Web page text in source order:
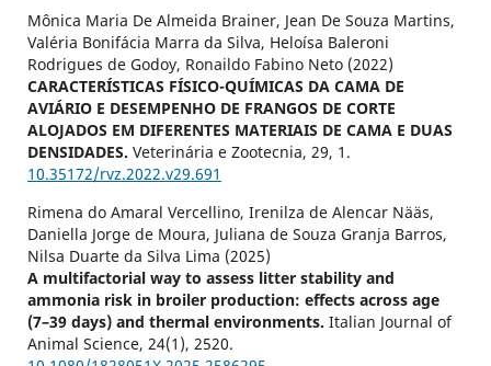
Mônica Maria De Almeida Brainer, Jean De Souza Martins,
Valéria Bonifácia Marra da Silva, Heloísa Baleroni
Rodrigues de Godoy, Ronaildo Fabino Neto (2022)
CARACTERÍSTICAS FÍSICO-QUÍMICAS DA CAMA DE
AVIÁRIO E DESEMPENHO DE FRANGOS DE CORTE
ALOJADOS EM DIFERENTES MATERIAIS DE CAMA E DUAS
DENSIDADES. Veterinária e Zootecnia, 29, 1.
10.35172/rvz.2022.v29.691
Rimena do Amaral Vercellino, Irenilza de Alencar Nääs,
Daniella Jorge de Moura, Juliana de Souza Granja Barros,
Nilsa Duarte da Silva Lima (2025)
A multifactorial way to assess litter stability and
ammonia risk in broiler production: effects across age
(7–39 days) and thermal environments. Italian Journal of
Animal Science, 24(1), 2520.